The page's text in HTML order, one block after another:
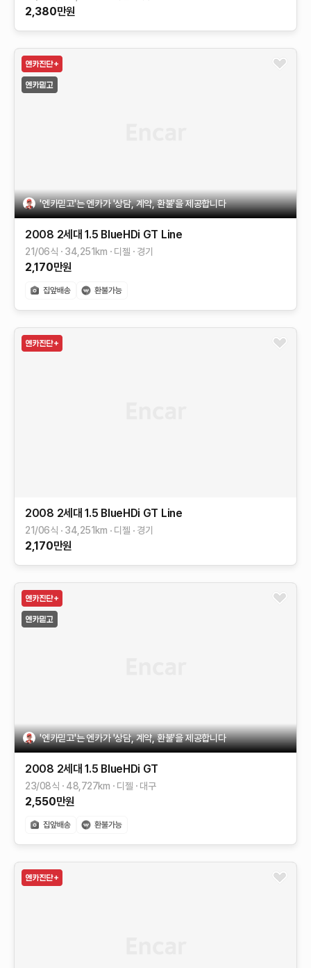
2,380만원
'엔카믿고'는 엔카가 '상담, 계약, 환불'을 제공합니다
2008 2세대 1.5 BlueHDi GT Line
21/06식 34,251 km 디젤 경기
2,170만원
2008 2세대 1.5 BlueHDi GT Line
21/06식 34,251 km 디젤 경기
2,170만원
'엔카믿고'는 엔카가 '상담, 계약, 환불'을 제공합니다
2008 2세대 1.5 BlueHDi GT
23/08식 48,727km 디젤 대구
2,550만원